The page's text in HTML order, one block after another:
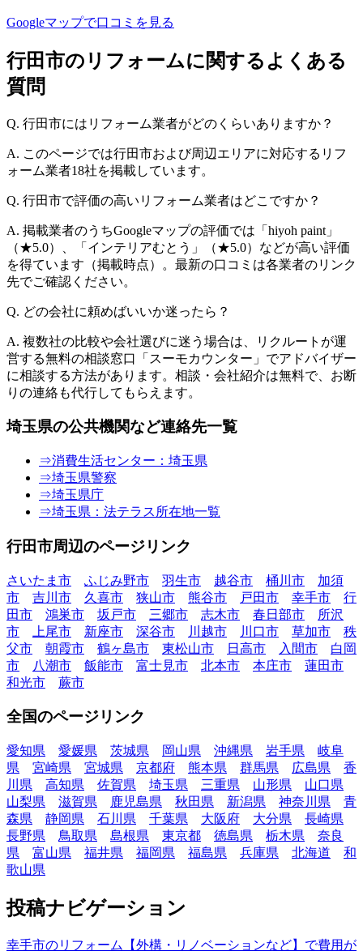
Googleマップで口コミを見る
行田市のリフォームに関するよくある
質問
Q. 行田市にはリフォーム業者がどのくらいありますか？
A. このページでは行田市および周辺エリアに対応するリフ
ォーム業者18社を掲載しています。
Q. 行田市で評価の高いリフォーム業者はどこですか？
A. 掲載業者のうちGoogleマップの評価では「hiyoh paint」
（★5.0）、「インテリアむとう」（★5.0）などが高い評価
を得ています（掲載時点）。最新の口コミは各業者のリンク
先でご確認ください。
Q. どの会社に頼めばいいか迷ったら？
A. 複数社の比較や会社選びに迷う場合は、リクルートが運
営する無料の相談窓口「スーモカウンター」でアドバイザー
に相談する方法があります。相談・会社紹介は無料で、お断
りの連絡も代行してもらえます。
埼玉県の公共機関など連絡先一覧
⇒消費生活センター：埼玉県
⇒埼玉県警察
⇒埼玉県庁
⇒埼玉県：法テラス所在地一覧
行田市周辺のページリンク
さいたま市 ふじみ野市 羽生市 越谷市 桶川市
加須
市
吉川市 久喜市 狭山市 熊谷市 戸田市 幸手市
行
田市
鴻巣市 坂戸市 三郷市 志木市 春日部市
所沢
市
上尾市 新座市 深谷市 川越市 川口市 草加市
秩
父市
朝霞市 鶴ヶ島市 東松山市 日高市 入間市
白岡
市
八潮市 飯能市 富士見市 北本市 本庄市
蓮田市
和光市
蕨市
全国のページリンク
愛知県 愛媛県 茨城県 岡山県 沖縄県 岩手県
岐阜
県
宮崎県 宮城県 京都府 熊本県 群馬県 広島県
香
川県
高知県 佐賀県 埼玉県 三重県 山形県
山口県
山梨県
滋賀県 鹿児島県 秋田県 新潟県 神奈川県
青
森県
静岡県 石川県 千葉県 大阪府 大分県
長崎県
長野県
鳥取県 島根県 東京都 徳島県 栃木県
奈良
県
富山県 福井県 福岡県 福島県 兵庫県 北海道
和
歌山県
投稿ナビゲーション
幸手市のリフォーム【外構・リノベーションなど】で費用が